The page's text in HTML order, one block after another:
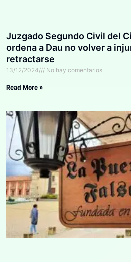
Juzgado Segundo Civil del
ordena a Dau no volver a
retractarse
13/12/2024 No hay comentarios
Read More »